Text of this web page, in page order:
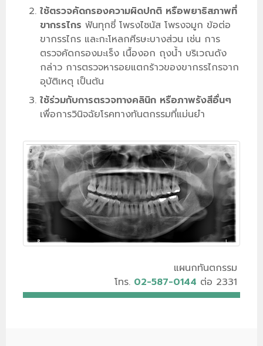
ใช้ตรวจคัดกรองความผิดปกติ หรือพยาธิสภาพที่
ขากรรไกร ฟันทุกซี่ โพรงไซนัส โพรงจมูก ข้อต่อ
ขากรรไกร และกะโหลกศีรษะบางส่วน เช่น การ
ตรวจคัดกรองมะเร็ง เนื้องอก ถุงน้ำ บริเวณดัง
กล่าว การตรวจหารอยแตกร้าวของขากรรไกรจาก
อุบัติเหตุ เป็นต้น
ใช้ร่วมกับการตรวจทางคลินิก หรือภาพรังสีอื่นๆ
เพื่อการวินิจฉัยโรคทางทันตกรรมที่แม่นยำ
แผนกทันตกรรม
โทร. 02-587-0144 ต่อ 2331